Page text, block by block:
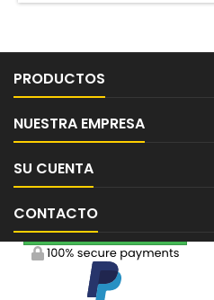
PRODUCTOS
NUESTRA EMPRESA
SU CUENTA
CONTACTO